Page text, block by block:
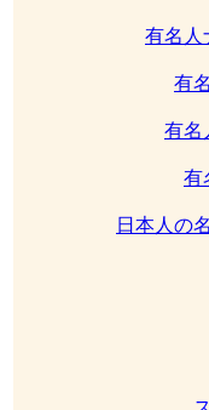
有名
有
有
有
日本人の